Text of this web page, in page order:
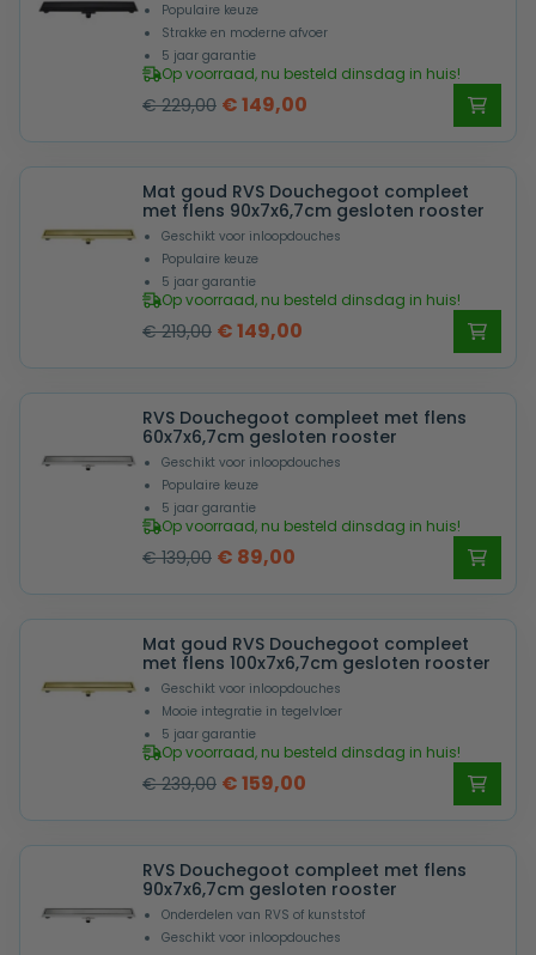
Populaire keuze
Strakke en moderne afvoer
5 jaar garantie
Op voorraad, nu besteld dinsdag in huis!
€229,00 Oorspronkelijke
was:
€ 229,00.
€149,00
is:
€ 149,00.
Mat goud RVS Douchegoot compleet
met flens 90x7x6,7cm gesloten rooster
Geschikt voor inloopdouches
Populaire keuze
5 jaar garantie
Op voorraad, nu besteld dinsdag in huis!
€219,00 Oorspronkelijke
was:
€ 219,00.
€149,00
is:
€ 149,00.
RVS Douchegoot compleet met flens
60x7x6,7cm gesloten rooster
Geschikt voor inloopdouches
Populaire keuze
5 jaar garantie
Op voorraad, nu besteld dinsdag in huis!
€139,00 Oorspronkelijke
was:
€ 139,00.
€ 89,00
is:
€ 89,00.
Mat goud RVS Douchegoot compleet
met flens 100x7x6,7cm gesloten rooster
Geschikt voor inloopdouches
Mooie integratie in tegelvloer
5 jaar garantie
Op voorraad, nu besteld dinsdag in huis!
€239,00 Oorspronkelijke
was:
€ 239,00.
€159,00
is:
€ 159,00.
RVS Douchegoot compleet met flens
90x7x6,7cm gesloten rooster
Onderdelen van RVS of kunststof
Geschikt voor inloopdouches